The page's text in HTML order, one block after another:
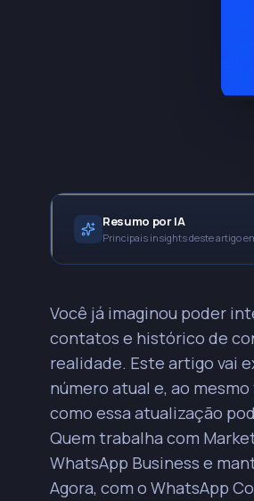
Resumo por IA
Principais insights deste artigo
histórico de conversas
A principal vantagem
complexas enquanto a
A preservação do
informações de
A escalabilidade é um
aumentar a equipe,
Você já imaginou poder
contatos e histórico de
realidade. Este artigo vai
número atual e, ao
como essa atualização
Quem trabalha com
WhatsApp Business e
Agora, com o WhatsApp